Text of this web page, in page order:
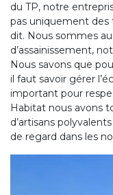
du TP, notre
pas uniquement
dit. Nous sommes
d’assainissement,
Nous savons que
il faut savoir gérer
important pour
Habitat nous avons
d’artisans
de regard dans les